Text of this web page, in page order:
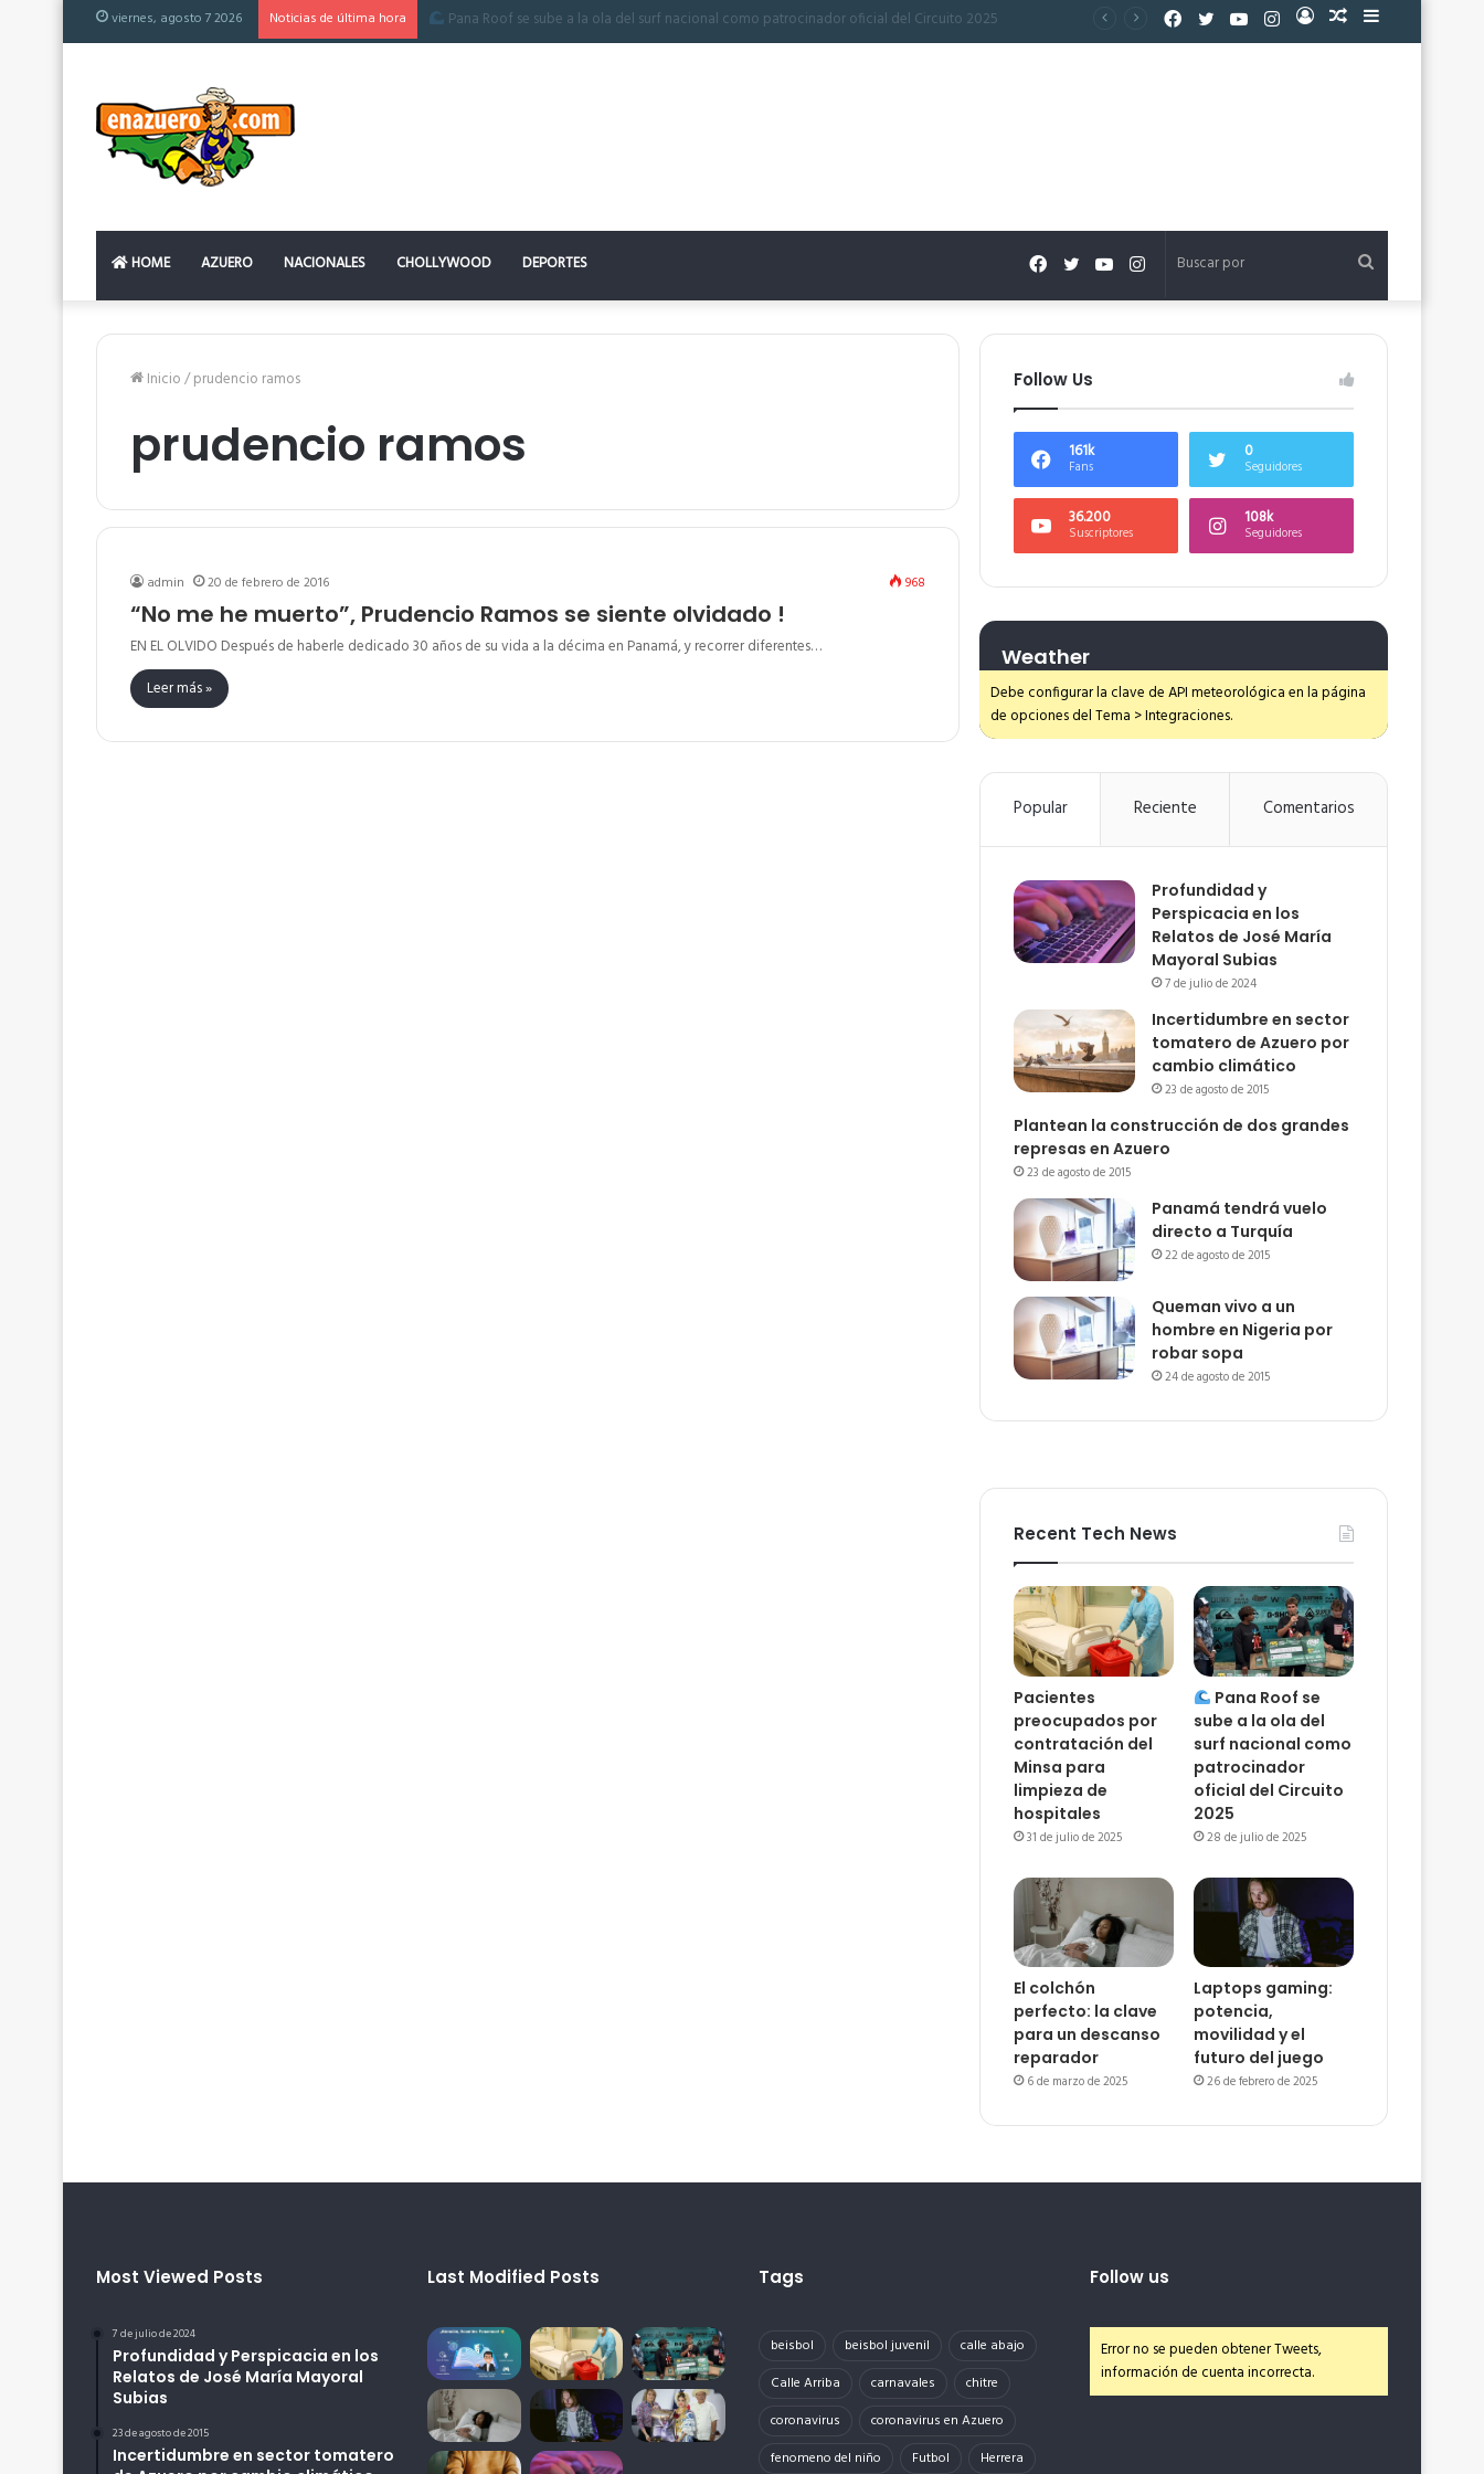
viernes, agosto 7 2026 Noticias de última hora El colchón perfecto: la clave para un descanso reparador
Barra
Publicación
Acceso
Instagram
YouTube
Twitter
Facebook
HOME AZUERO NACIONALES CHOLLYWOOD DEPORTES Buscar
por
Instagram
YouTube
Twitter
Facebook
Inicio/prudencio ramos
prudencio ramos
admin 20 de febrero de 2016 968
“No me he muerto”, Prudencio Ramos se siente olvidado !
EN EL OLVIDO Después de haberle dedicado 30 años de su vida a la décima en Panamá, y recorrer diferentes…
Leer más »
Follow Us
161k
Fans
0
Seguidores
36.200
Suscriptores
108k
Seguidores
Weather
Debe configurar la clave de API meteorológica en la página
de opciones del Tema > Integraciones.
Popular Reciente Comentarios
Profundidad y
Perspicacia en los
Relatos de José María
Mayoral Subias
7 de julio de 2024
Incertidumbre en sector
tomatero de Azuero por
cambio climático
23 de agosto de 2015
Plantean la construcción de dos grandes
represas en Azuero
23 de agosto de 2015
Panamá tendrá vuelo
directo a Turquía
22 de agosto de 2015
Queman vivo a un
hombre en Nigeria por
robar sopa
24 de agosto de 2015
Recent Tech News
Pacientes
preocupados por
contratación del
Minsa para
limpieza de
hospitales
31 de julio de 2025
Pana Roof se
sube a la ola del
surf nacional como
patrocinador
oficial del Circuito
2025
28 de julio de 2025
El colchón
perfecto: la clave
para un descanso
reparador
6 de marzo de 2025
Laptops gaming:
potencia,
movilidad y el
futuro del juego
26 de febrero de 2025
Most Viewed Posts
7 de julio de 2024
Profundidad y Perspicacia en los
Relatos de José María Mayoral
Subias
23 de agosto de 2015
Incertidumbre en sector tomatero
Last Modified Posts Tags
beisbol beisbol juvenil
calle abajo
Calle Arriba
carnavales
chitre
coronavirus
coronavirus en Azuero
fenomeno del niño
Futbol
Herrera
Follow us
Error no se pueden obtener Tweets,
información de cuenta incorrecta.